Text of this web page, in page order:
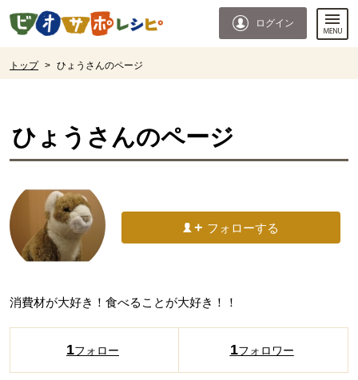
ページの先頭です。
ログイン
トップ > ひょうさんのページ
ひょう さんのページ
フォローする
消費材が大好き！食べることが大好き！！
1フォロー 1フォロワー